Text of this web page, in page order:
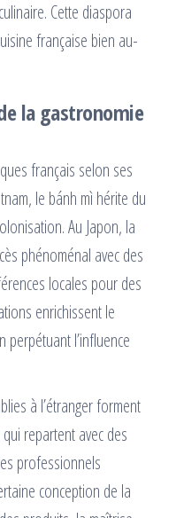
Cette diaspora
française bien au-
la gastronomie
français selon ses
le bánh mì hérite du
Au Japon, la
phénoménal avec des
locales pour des
enrichissent le
l’influence
à l’étranger forment
repartent avec des
professionnels
conception de la